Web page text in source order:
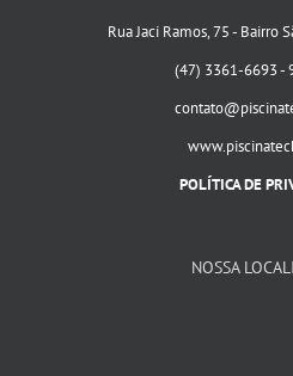
Rua Jaci Ramos, 75 - Bairro
(47) 3361-6693 -
POLÍTICA DE
NOSSA